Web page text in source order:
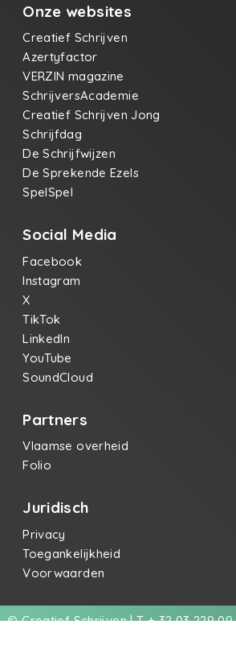
Onze websites
Creatief Schrijven
Azertyfactor
VERZIN magazine
SchrijversAcademie
Creatief Schrijven Jong
Schrijfdag
De Schrijfwijzen
De Sprekende Ezels
SpelSpel
Social Media
Facebook
Instagram
X
TikTok
LinkedIn
YouTube
SoundCloud
Partners
Vlaamse overheid
Folio
Juridisch
Privacy
Toegankelijkheid
Voorwaarden
© Creatief Schrijven | T + 32 03 229 09